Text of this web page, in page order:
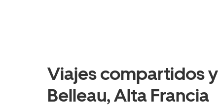
Viajes compartidos
Belleau, Alta Francia